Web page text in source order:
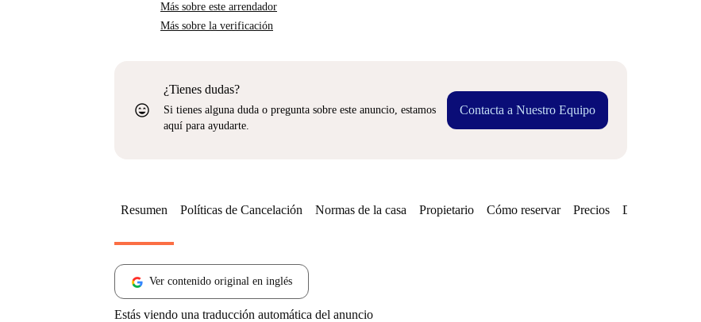
Más sobre este arrendador
Más sobre la verificación
sentiment_very_satisfied
¿Tienes dudas?
Si tienes alguna duda o pregunta sobre este anuncio, estamos
aquí para ayudarte.
Contacta a Nuestro Equipo
Resumen Políticas de Cancelación Normas de la casa Propietario Cómo reservar Precios Disponibilidades
Ver contenido original en inglés
Estás viendo una traducción automática del anuncio